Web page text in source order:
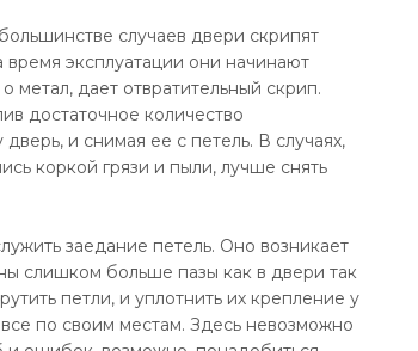
случаев двери скрипят
время эксплуатации они начинают
метал, дает отвратительный скрип.
достаточное количество
и снимая ее с петель. В случаях,
коркой грязи и пыли, лучше снять
заедание петель. Оно возникает
слишком больше пазы как в двери так
петли, и уплотнить их крепление у
по своим местам. Здесь невозможно